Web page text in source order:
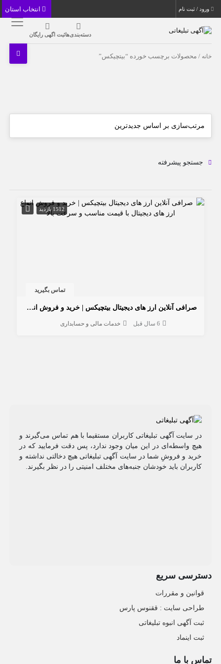
ورود / ثبت نام
دسته‌بندی‌هاثبت اگهی رایگان
خانه / محصولات برچسب خورده “بیتچیکس”
جستجو پیشرفته
1512 بازدید
تماس بگیرید
صرافی آنلاین ارز های دیجیتال بیتچیکس | خرید و فروش انواع ارز های دیجیتال با قیمت مناسب و سرعت بالا
6 سال قبل خدمات مالی و حسابداری
در سایت آگهی تبلیغاتی کاربران مستقیما با هم تماس می‌گیرند و
هیچ واسطه‌ای در این میان وجود ندارد، پس دقت فرمایید که در
خرید و فروشِ شما در سایت آگهی تبلیغاتی هیچ دخالتی نداشته و
کاربران باید خودشان جنبه‌های مختلف امنیتی را در نظر بگیرند.
دسترسی سریع
قوانین و مقررات
طراحی سایت : ققنوس پارس
ثبت آگهی انبوه تبلیغاتی
ثبت اینماد
تماس با ما